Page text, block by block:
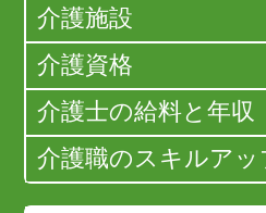
介護施設
介護資格
介護士の給料と年収
介護職のスキルアッ